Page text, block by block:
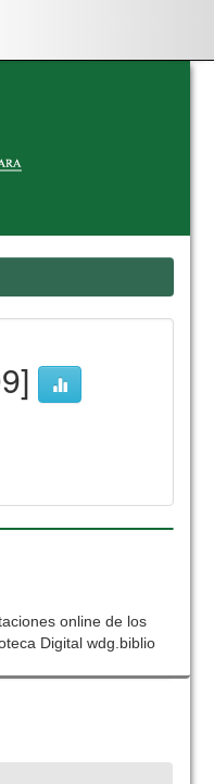
online de los
Digital wdg.biblio